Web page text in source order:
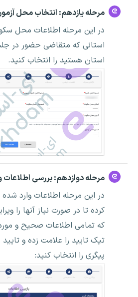
مرحله یازدهم: انتخاب محل
در این مرحله اطلاعات محل
استانی که متقاضی حضور در
استان هستید را انتخاب کنید.
مرحله دوازدهم: بررسی اطلاعات
در این مرحله اطلاعات وارد
کرده تا در صورت نیاز آنها را
که تمامی اطلاعات صحیح و
تیک تایید را علامت زده و
پیگری را انتخاب کنید: